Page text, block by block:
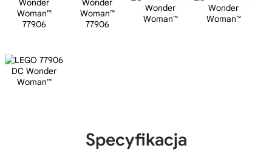
Specyfikacja